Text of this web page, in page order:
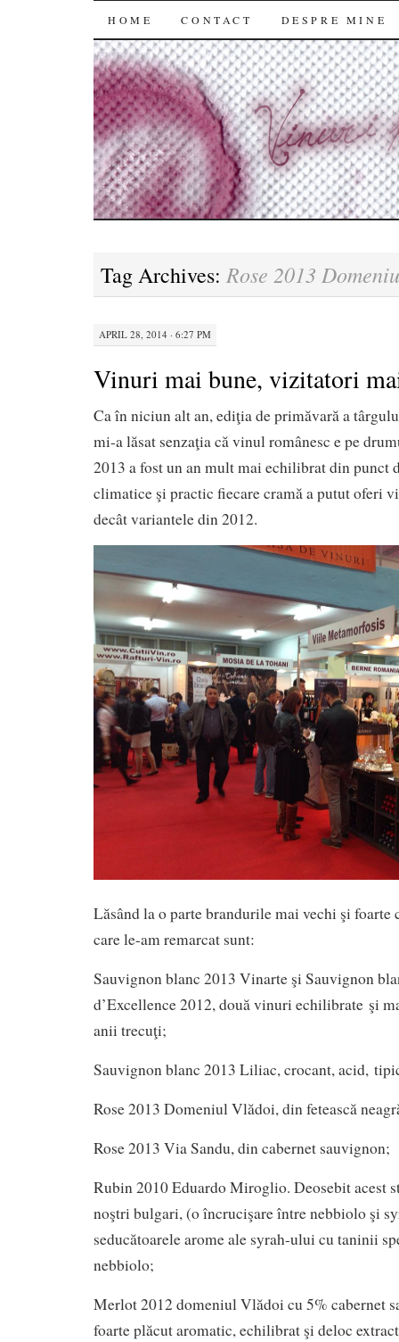
SKIP
TO
CONTENT
HOME CONTACT DESPRE MINE
Tag Archives: Rose 2013
APRIL 28, 2014 · 6:27 PM
Vinuri mai bune, vizitatori
Ca în niciun alt an, ediţia de primăvară a
mi-a lăsat senzaţia că vinul românesc e pe
2013 a fost un an mult mai echilibrat din punct
climatice şi practic fiecare cramă a putut oferi
decât variantele din 2012.
Lăsând la o parte brandurile mai vechi şi foarte
care le-am remarcat sunt:
Sauvignon blanc 2013 Vinarte şi Sauvignon
d’Excellence 2012, două vinuri echilibrate şi
anii trecuţi;
Sauvignon blanc 2013 Liliac, crocant, acid,
Rose 2013 Domeniul Vlădoi, din fetească
Rose 2013 Via Sandu, din cabernet sauvignon;
Rubin 2010 Eduardo Miroglio. Deosebit acest
noştri bulgari, (o încrucişare între nebbiolo şi
seducătoarele arome ale syrah-ului cu taninii
nebbiolo;
Merlot 2012 domeniul Vlădoi cu 5% cabernet
foarte plăcut aromatic, echilibrat şi deloc